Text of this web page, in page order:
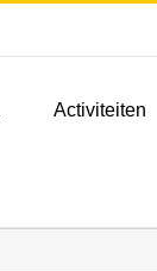
Activiteiten